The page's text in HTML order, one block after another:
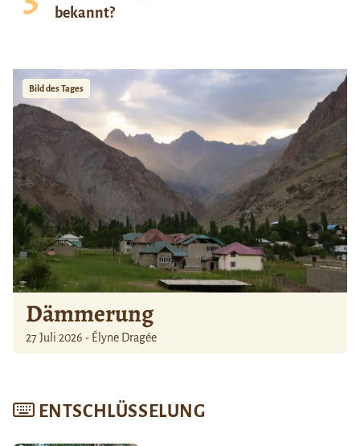
bekannt?
Bild des Tages
Dämmerung
27 Juli 2026 - Élyne Dragée
ENTSCHLÜSSELUNG